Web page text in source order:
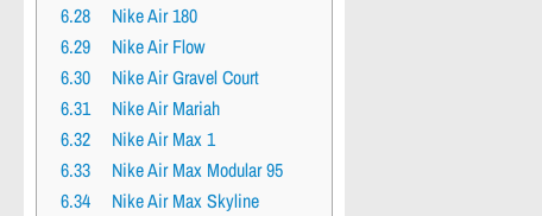
6.28
Nike Air 180
6.29
Nike Air Flow
6.30
Nike Air Gravel Court
6.31
Nike Air Mariah
6.32
Nike Air Max 1
6.33
Nike Air Max Modular 95
6.34
Nike Air Max Skyline